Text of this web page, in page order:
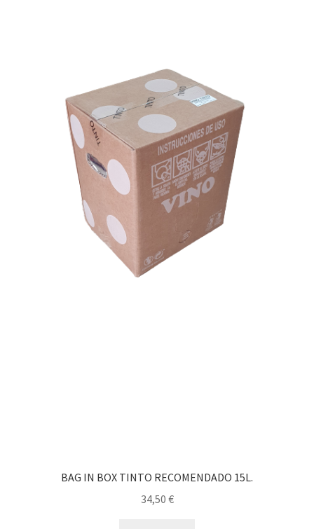
BAG IN BOX TINTO RECOMENDADO 15L.
34,50 €